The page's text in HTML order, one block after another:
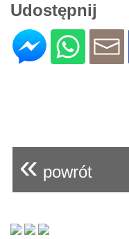
Udostępnij
« powrót